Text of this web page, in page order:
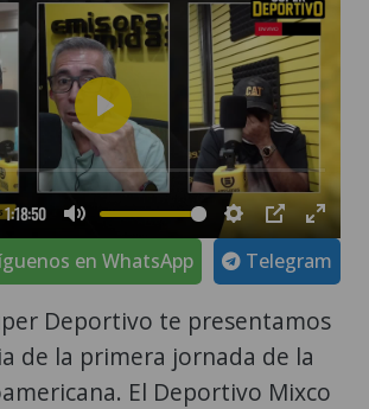
Telegram
en WhatsApp
Deportivo te presentamos
de la primera jornada de la
El Deportivo Mixco